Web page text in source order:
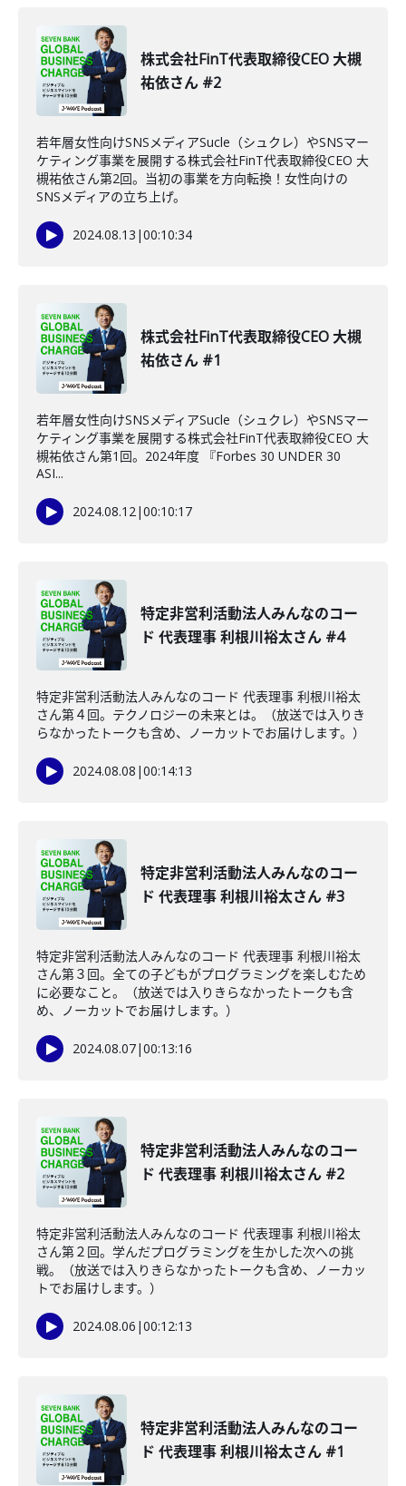
株式会社FinT代表取締役CEO 大槻
祐依さん #2
若年層女性向けSNSメディアSucle（シュクレ）やSNSマー
ケティング事業を展開する株式会社FinT代表取締役CEO 大
槻祐依さん第2回。当初の事業を方向転換！女性向けの
SNSメディアの立ち上げ。
2024.08.13 |00:10:34
株式会社FinT代表取締役CEO 大槻
祐依さん #1
若年層女性向けSNSメディアSucle（シュクレ）やSNSマー
ケティング事業を展開する株式会社FinT代表取締役CEO 大
槻祐依さん第1回。2024年度 『Forbes 30 UNDER 30
ASI...
2024.08.12|00:10:17
特定非営利活動法人みんなのコー
ド 代表理事 利根川裕太さん #4
特定非営利活動法人みんなのコード 代表理事 利根川裕太
さん第４回。テクノロジーの未来とは。（放送では入りき
らなかったトークも含め、ノーカットでお届けします。）
2024.08.08 |00:14:13
特定非営利活動法人みんなのコー
ド 代表理事 利根川裕太さん #3
特定非営利活動法人みんなのコード 代表理事 利根川裕太
さん第３回。全ての子どもがプログラミングを楽しむため
に必要なこと。（放送では入りきらなかったトークも含
め、ノーカットでお届けします。）
2024.08.07|00:13:16
特定非営利活動法人みんなのコー
ド 代表理事 利根川裕太さん #2
特定非営利活動法人みんなのコード 代表理事 利根川裕太
さん第２回。学んだプログラミングを生かした次への挑
戦。（放送では入りきらなかったトークも含め、ノーカッ
トでお届けします。）
2024.08.06 |00:12:13
特定非営利活動法人みんなのコー
ド 代表理事 利根川裕太さん #1